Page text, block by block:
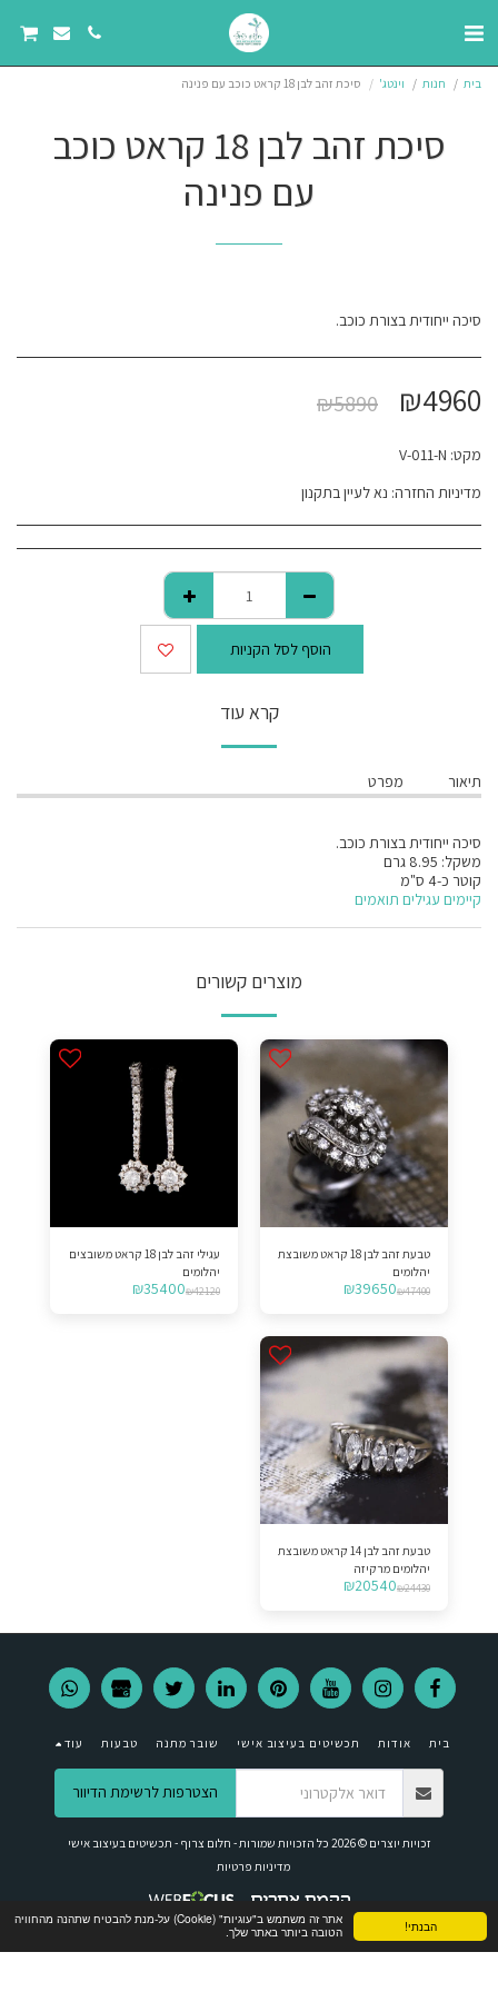
הבנתי!
אתר זה משתמש ב"עוגיות" (Cookie) על-מנת להבטיח שתהנה מהחוויה
הטובה ביותר באתר שלך.
בית חנות וינטג' סיכת זהב לבן 18 קראט כוכב עם פנינה
סיכת זהב לבן 18 קראט כוכב
עם פנינה
סיכה ייחודית בצורת כוכב.
₪4960
₪5890
מקט: V-011-N
מדיניות החזרה: נא לעיין בתקנון
הוסף לסל הקניות
קרא עוד
תיאור מפרט
סיכה ייחודית בצורת כוכב.
משקל: 8.95 גרם
קוטר כ-4 ס"מ
קיימים עגילים תואמים
מוצרים קשורים
טבעת זהב לבן 18 קראט משובצת
יהלומים
₪47400
₪39650
עגילי זהב לבן 18 קראט משובצים
יהלומים
₪42120
₪35400
טבעת זהב לבן 14 קראט משובצת
יהלומים מרקיזה
₪24430
₪20540
בית אודות תכשיטים בעיצוב אישי שובר מתנה טבעות עוד
הצטרפות לרשימת הדיוור
זכויות יוצרים © 2026 כל הזכויות שמורות -
חלום צרוף - תכשיטים בעיצוב אישי
מדיניות פרטיות